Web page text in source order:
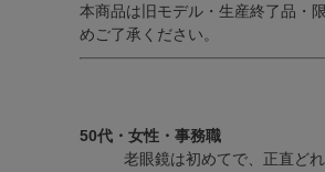
本商品は旧モデル・生産終了品・
めご了承ください。
50代・女性・事務職
老眼鏡は初めてで、正直ど